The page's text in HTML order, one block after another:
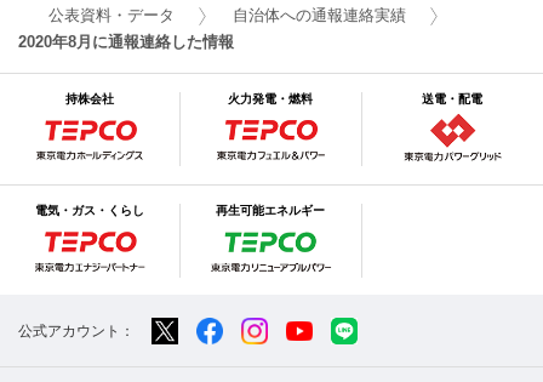
公表資料・データ
自治体への通報連絡実績
2020年8月に通報連絡した情報
持株会社 火力発電・燃料 送電・配電
電気・ガス・くらし 再生可能エネルギー
公式アカウント：